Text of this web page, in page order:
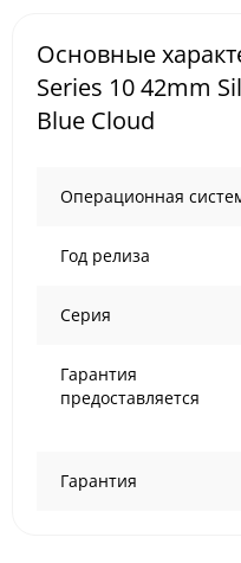
Основные
Series 10 42mm
Blue Cloud
Операционная
Год релиза
Серия
Гарантия
предоставляется
Гарантия